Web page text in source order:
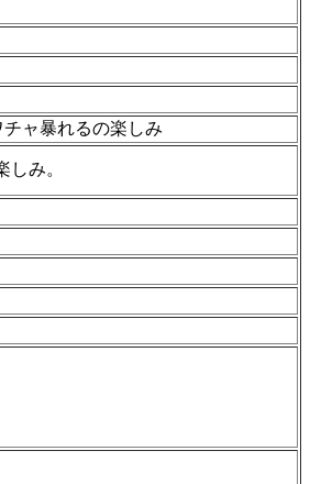
ャ暴れるの楽しみ
み。